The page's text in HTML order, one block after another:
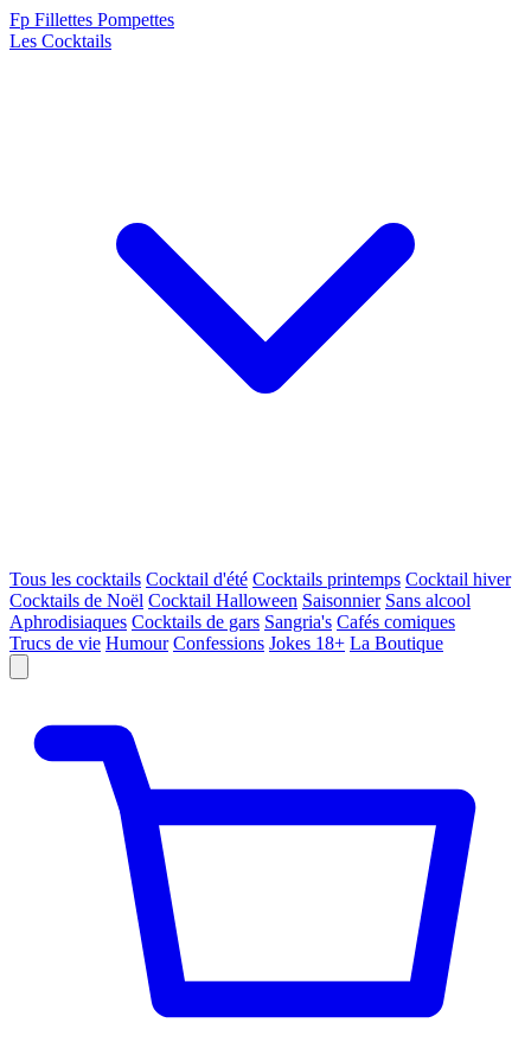
Fp Fillettes Pompettes
Les Cocktails
Tous les cocktails Cocktail d'été Cocktails printemps Cocktail hiver
Cocktails de Noël Cocktail Halloween Saisonnier Sans alcool
Aphrodisiaques Cocktails de gars Sangria's Cafés comiques
Trucs de vie Humour Confessions Jokes 18+ La Boutique